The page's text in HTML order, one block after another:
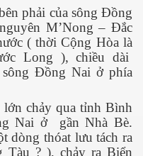
phải của sông Đồng
M’Nong – Đắc
( thời Cộng Hòa là
Long ), chiều dài
Đồng Nai ở phía
lớn chảy qua tỉnh Bình
Nai ở
gần Nhà Bè.
dòng thóat lưu tách ra
Tàu ? ), chảy ra Biển